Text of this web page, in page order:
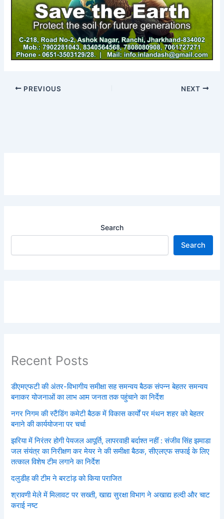
PREVIOUS NEXT
Search
Search
Recent Posts
डीएमएफटी की अंतर-विभागीय समीक्षा सह समन्वय बैठक संपन्न बेहतर समन्वय
बनाकर योजनाओं का लाभ आम जनता तक पहुंचाने का निर्देश
नगर निगम की स्टैंडिंग कमेटी बैठक में विकास कार्यों पर मंथन शहर को बेहतर
बनाने की कार्ययोजना पर चर्चा
झरिया में निरंतर होगी पेयजल आपूर्ति, लापरवाही बर्दाश्त नहीं : संजीव सिंह झमाडा
जल संयंत्र का निरीक्षण कर मेयर ने की समीक्षा बैठक, सीएलएफ सफाई के लिए
तत्काल विशेष टीम लगाने का निर्देश
दलुडीह की टीम ने बरटांड़ को किया पराजित
श्रावणी मेले में मिलावट पर सख्ती, खाद्य सुरक्षा विभाग ने अखाद्य हल्दी और चाट
कराई नष्ट